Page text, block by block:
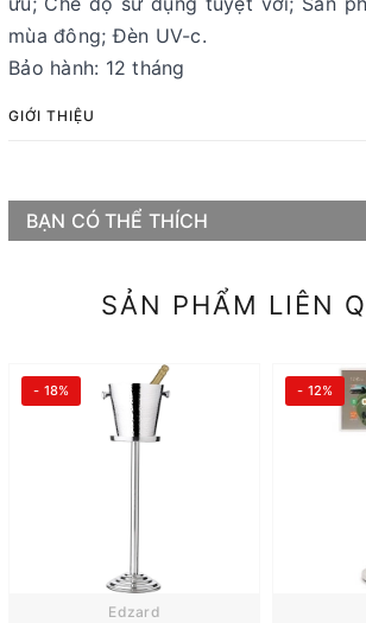
mùa đông; Đèn UV-c.
Bảo hành: 12 tháng
GIỚI THIỆU
BẠN CÓ THỂ THÍCH
SẢN PHẨM LIÊN
- 18%
Edzard
- 12%